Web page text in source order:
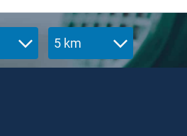
5 km